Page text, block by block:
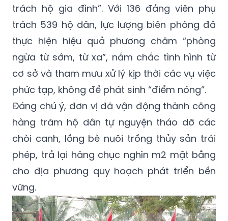
trách hộ gia đình”. Với 136 đảng viên phụ
trách 539 hộ dân, lực lượng biên phòng đã
thực hiện hiệu quả phương châm “phòng
ngừa từ sớm, từ xa”, nắm chắc tình hình từ
cơ sở và tham mưu xử lý kịp thời các vụ việc
phức tạp, không để phát sinh “điểm nóng”.
Đáng chú ý, đơn vị đã vận động thành công
hàng trăm hộ dân tự nguyện tháo dỡ các
chòi canh, lồng bè nuôi trồng thủy sản trái
phép, trả lại hàng chục nghìn m2 mặt bằng
cho địa phương quy hoạch phát triển bền
vững.